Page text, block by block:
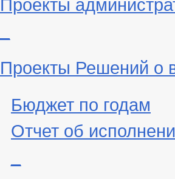
Проекты Решений о
Бюджет по годам
Отчет об